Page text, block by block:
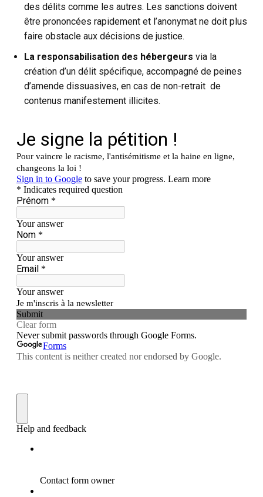
des délits comme les autres. Les sanctions doivent
être prononcées rapidement et l’anonymat ne doit plus
faire obstacle aux décisions de justice.
La responsabilisation des hébergeurs via la
création d’un délit spécifique, accompagné de peines
d’amende dissuasives, en cas de non-retrait de
contenus manifestement illicites.